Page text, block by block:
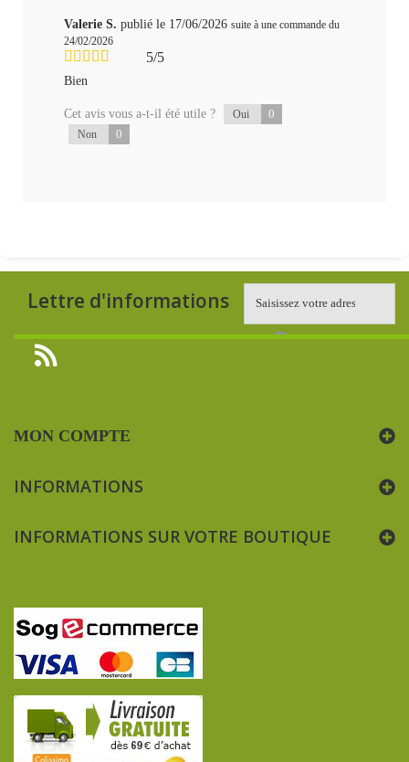
Valerie S. publié le 17/06/2026 suite à une commande du
24/02/2026
5/5
Bien
Cet avis vous a-t-il été utile ? Oui 0
Non 0
Lettre d'informations
MON COMPTE
INFORMATIONS
INFORMATIONS SUR VOTRE BOUTIQUE